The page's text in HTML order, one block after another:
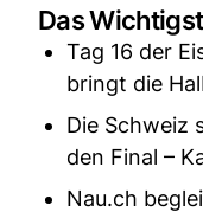
Das
Tag 16 der
bringt die
Die Schweiz
den Final –
Nau.ch